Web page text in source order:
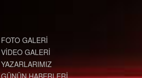
FOTO GALERİ
VİDEO GALERİ
YAZARLARIMIZ
GÜNÜN HABERLERİ